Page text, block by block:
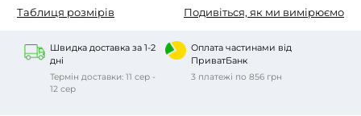
Таблиця розмірів Подивіться, як ми вимірюємо
Швидка доставка за 1-2
дні
Термін доставки: 11 сер -
12 сер
Оплата частинами від
ПриватБанк
3 платежі по 856 грн